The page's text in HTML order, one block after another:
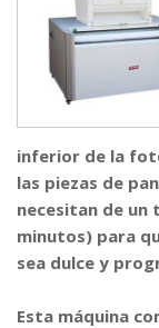
inferior de la
las piezas de
necesitan de
minutos) para
sea dulce y
Esta máquina